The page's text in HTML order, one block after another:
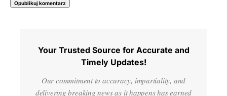
Your Trusted Source for Accurate and
Timely Updates!
Our commitment to accuracy, impartiality, and
delivering breaking news as it happens has earned